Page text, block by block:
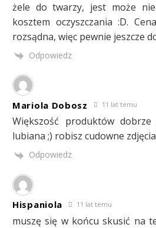
żele do twarzy, jest może
kosztem oczyszczania :D.
rozsądna, więc pewnie jeszcze
Odpowiedz
Mariola Dobosz 11 lat temu
Większość produktów
lubiana ;) robisz cudowne
Odpowiedz
Hispaniola 11 lat temu
muszę się w końcu skusić na